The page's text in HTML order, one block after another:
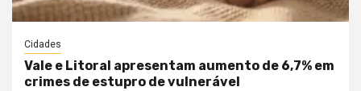
Cidades
Vale e Litoral apresentam aumento de 6,7% em
crimes de estupro de vulnerável